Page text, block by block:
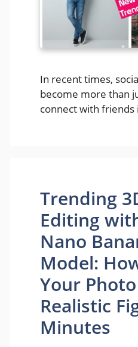
In recent times,
become more than
connect with
Trending
Editing
Nano
Model:
Your
Realistic
Minutes